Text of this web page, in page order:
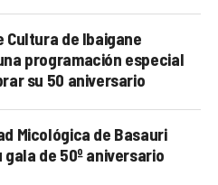
Cultura de Ibaigane
programación especial
su 50 aniversario
Micológica de Basauri
de 50º aniversario